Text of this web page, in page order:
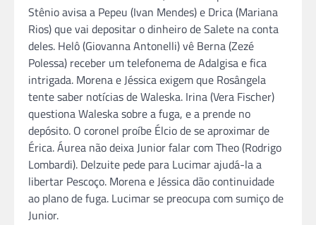
Stênio avisa a Pepeu (Ivan Mendes) e Drica (Mariana
Rios) que vai depositar o dinheiro de Salete na conta
deles. Helô (Giovanna Antonelli) vê Berna (Zezé
Polessa) receber um telefonema de Adalgisa e fica
intrigada. Morena e Jéssica exigem que Rosângela
tente saber notícias de Waleska. Irina (Vera Fischer)
questiona Waleska sobre a fuga, e a prende no
depósito. O coronel proíbe Élcio de se aproximar de
Érica. Áurea não deixa Junior falar com Theo (Rodrigo
Lombardi). Delzuite pede para Lucimar ajudá-la a
libertar Pescoço. Morena e Jéssica dão continuidade
ao plano de fuga. Lucimar se preocupa com sumiço de
Junior.